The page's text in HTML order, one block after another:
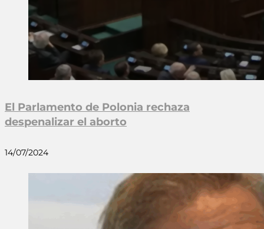
El Parlamento de Polonia rechaza
despenalizar el aborto
14/07/2024